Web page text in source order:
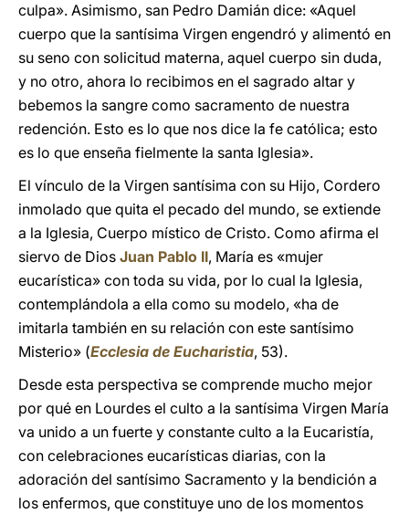
culpa». Asimismo, san Pedro Damián dice: «Aquel
cuerpo que la santísima Virgen engendró y alimentó en
su seno con solicitud materna, aquel cuerpo sin duda,
y no otro, ahora lo recibimos en el sagrado altar y
bebemos la sangre como sacramento de nuestra
redención. Esto es lo que nos dice la fe católica; esto
es lo que enseña fielmente la santa Iglesia».
El vínculo de la Virgen santísima con su Hijo, Cordero
inmolado que quita el pecado del mundo, se extiende
a la Iglesia, Cuerpo místico de Cristo. Como afirma el
siervo de Dios Juan Pablo II, María es «mujer
eucarística» con toda su vida, por lo cual la Iglesia,
contemplándola a ella como su modelo, «ha de
imitarla también en su relación con este santísimo
Misterio» (Ecclesia de Eucharistia, 53).
Desde esta perspectiva se comprende mucho mejor
por qué en Lourdes el culto a la santísima Virgen María
va unido a un fuerte y constante culto a la Eucaristía,
con celebraciones eucarísticas diarias, con la
adoración del santísimo Sacramento y la bendición a
los enfermos, que constituye uno de los momentos